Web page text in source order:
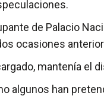
de Palacio
ocasiones
mantenía el
algunos han